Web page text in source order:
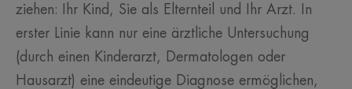
ziehen: Ihr Kind, Sie als Elternteil und Ihr Arzt. In
erster Linie kann nur eine ärztliche Untersuchung
(durch einen Kinderarzt, Dermatologen oder
Hausarzt) eine eindeutige Diagnose ermöglichen,